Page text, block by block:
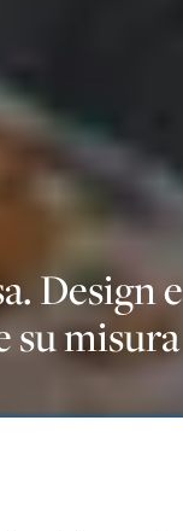
Design e
su misura